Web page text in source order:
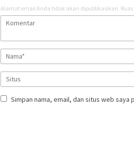
Alamat email Anda tidak akan dipublikasikan.
Simpan nama, email, dan situs web